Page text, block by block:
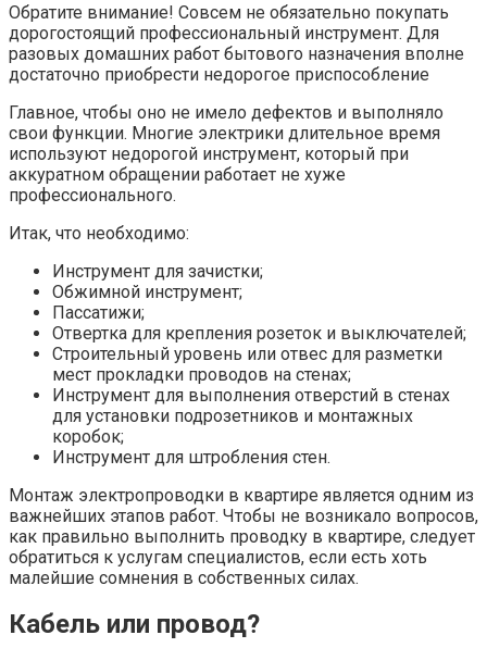
Обратите внимание! Совсем не обязательно покупать
дорогостоящий профессиональный инструмент. Для
разовых домашних работ бытового назначения вполне
достаточно приобрести недорогое приспособление
Главное, чтобы оно не имело дефектов и выполняло
свои функции. Многие электрики длительное время
используют недорогой инструмент, который при
аккуратном обращении работает не хуже
профессионального.
Итак, что необходимо:
Инструмент для зачистки;
Обжимной инструмент;
Пассатижи;
Отвертка для крепления розеток и выключателей;
Строительный уровень или отвес для разметки
мест прокладки проводов на стенах;
Инструмент для выполнения отверстий в стенах
для установки подрозетников и монтажных
коробок;
Инструмент для штробления стен.
Монтаж электропроводки в квартире является одним из
важнейших этапов работ. Чтобы не возникало вопросов,
как правильно выполнить проводку в квартире, следует
обратиться к услугам специалистов, если есть хоть
малейшие сомнения в собственных силах.
Кабель или провод?